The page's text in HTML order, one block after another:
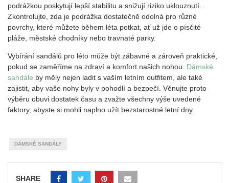
podrážkou poskytují lepší stabilitu a snižují riziko uklouznutí.
Zkontrolujte, zda je podrážka dostatečně odolná pro různé
povrchy, které můžete během léta potkat, ať už jde o písčité
pláže, městské chodníky nebo travnaté parky.
Vybírání sandálů pro léto může být zábavné a zároveň praktické,
pokud se zaměříme na zdraví a komfort našich nohou. Dámské
sandále by měly nejen ladit s vaším letním outfitem, ale také
zajistit, aby vaše nohy byly v pohodlí a bezpečí. Věnujte proto
výběru obuvi dostatek času a zvažte všechny výše uvedené
faktory, abyste si mohli naplno užít bezstarostné letní dny.
DÁMSKÉ SANDÁLY
SHARE